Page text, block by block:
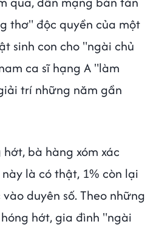
thơ" độc quyền của một
sinh con cho "ngài chủ
ca sĩ hạng A "làm
trí những năm gần
bà hàng xóm xác
là có thật, 1% còn lại
duyên số. Theo những
hớt, gia đình "ngài